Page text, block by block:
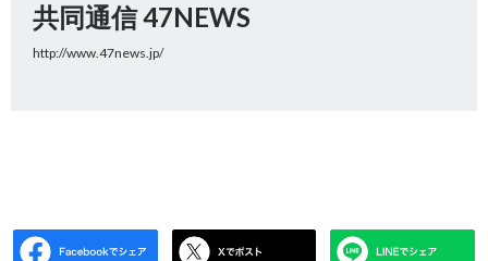
共同通信 47NEWS
http://www.47news.jp/